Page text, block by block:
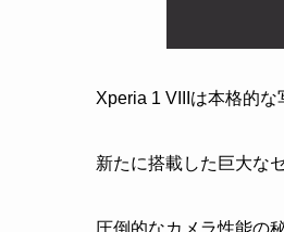
Xperia 1 VIIIは本格的な
新たに搭載した巨大な